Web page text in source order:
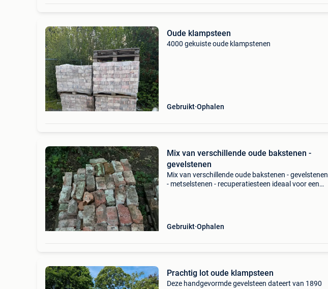
Oude klampsteen
4000 gekuiste oude klampstenen
Gebruikt Ophalen
Mix van verschillende oude bakstenen -
gevelstenen
Mix van verschillende oude bakstenen - gevelstenen
- metselstenen - recuperatiesteen ideaal voor een
Gebruikt Ophalen
Prachtig lot oude klampsteen
Deze handgevormde gevelsteen dateert van 1890